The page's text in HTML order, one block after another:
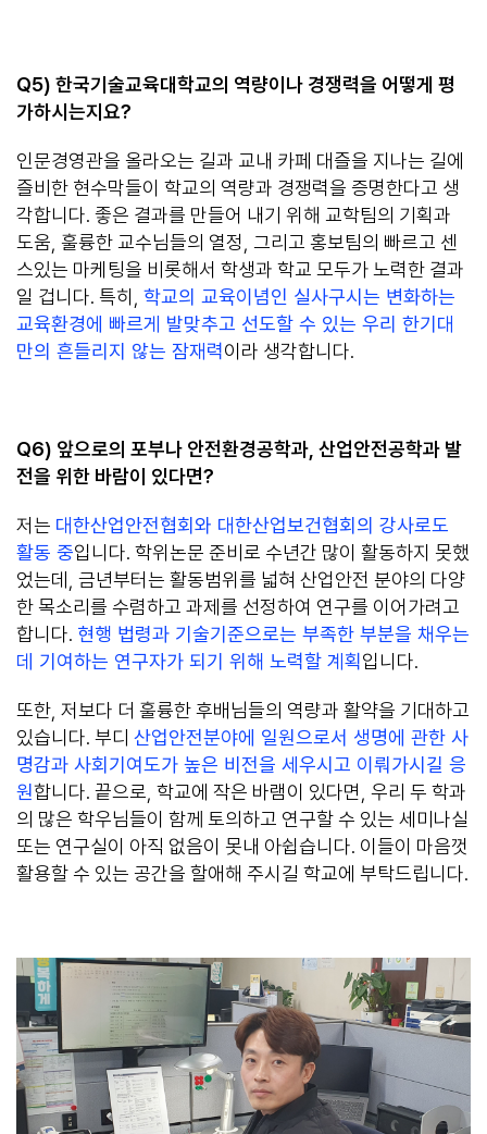
Q5) 한국기술교육대학교의 역량이나 경쟁력을 어떻게 평
가하시는지요?
인문경영관을 올라오는 길과 교내 카페 대즐을 지나는 길에
즐비한 현수막들이 학교의 역량과 경쟁력을 증명한다고 생
각합니다. 좋은 결과를 만들어 내기 위해 교학팀의 기획과
도움, 훌륭한 교수님들의 열정, 그리고 홍보팀의 빠르고 센
스있는 마케팅을 비롯해서 학생과 학교 모두가 노력한 결과
일 겁니다. 특히, 학교의 교육이념인 실사구시는 변화하는
교육환경에 빠르게 발맞추고 선도할 수 있는 우리 한기대
만의 흔들리지 않는 잠재력이라 생각합니다.
Q6) 앞으로의 포부나 안전환경공학과 산업안전공학과 발
전을 위한 바람이 있다면?
저는 대한산업안전협회와 대한산업보건협회의 강사로도
활동 중입니다. 학위논문 준비로 수년간 많이 활동하지 못했
었는데, 금년부터는 활동범위를 넓혀 산업안전 분야의 다양
한 목소리를 수렴하고 과제를 선정하여 연구를 이어가려고
합니다. 현행 법령과 기술기준으로는 부족한 부분을 채우는
데 기여하는 연구자가 되기 위해 노력할 계획입니다.
또한, 저보다 더 훌륭한 후배님들의 역량과 활약을 기대하고
있습니다. 부디 산업안전분야에 일원으로서 생명에 관한 사
명감과 사회기여도가 높은 비전을 세우시고 이뤄가시길 응
원합니다. 끝으로, 학교에 작은 바램이 있다면, 우리 두 학과
의 많은 학우님들이 함께 토의하고 연구할 수 있는 세미나실
또는 연구실이 아직 없음이 못내 아쉽습니다. 이들이 마음껏
활용할 수 있는 공간을 할애해 주시길 학교에 부탁드립니다.